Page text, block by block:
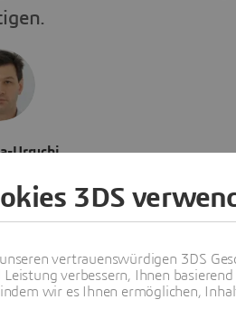
Urruchi
3DS
vertrauenswürdigen 3DS
verbessern, Ihnen
wir es Ihnen ermöglichen,